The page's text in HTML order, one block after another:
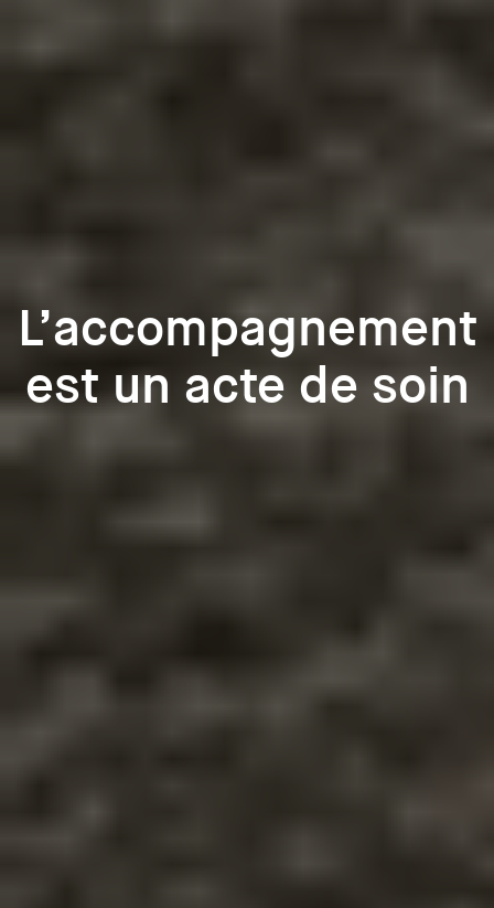
L’accompagnement
est un acte de soin